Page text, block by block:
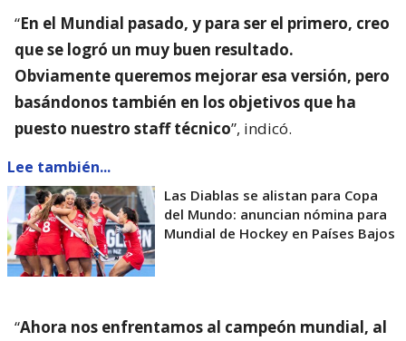
“En el Mundial pasado, y para ser el primero, creo
que se logró un muy buen resultado.
Obviamente queremos mejorar esa versión, pero
basándonos también en los objetivos que ha
puesto nuestro staff técnico”, indicó.
Lee también...
Las Diablas se alistan para Copa
del Mundo: anuncian nómina para
Mundial de Hockey en Países Bajos
“Ahora nos enfrentamos al campeón mundial, al